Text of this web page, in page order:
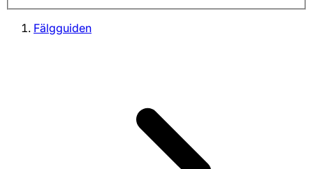
Fälgguiden